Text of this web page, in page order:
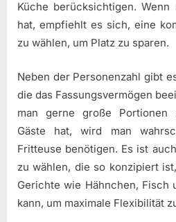
Küche berücksichtigen.
hat, empfiehlt es sich, eine
zu wählen, um Platz zu sparen.
Neben der Personenzahl gibt
die das Fassungsvermögen
man gerne große Portionen
Gäste hat, wird man
Fritteuse benötigen. Es ist
zu wählen, die so konzipiert
Gerichte wie Hähnchen, Fisch
kann, um maximale Flexibilität